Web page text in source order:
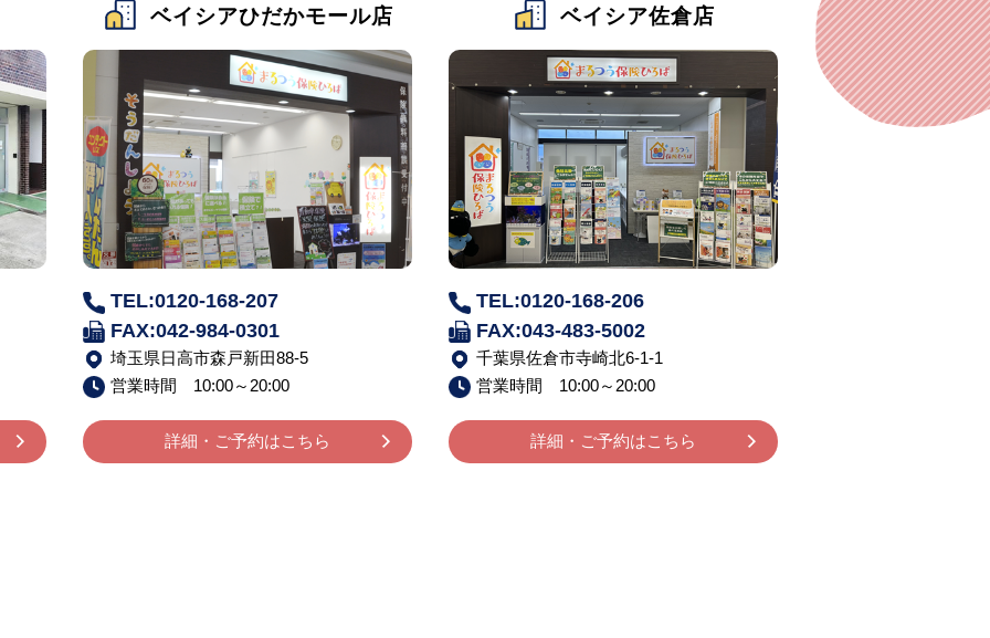
ベイシアひだかモール店
TEL:0120-168-207
FAX:042-984-0301
埼玉県日高市森戸新田88-5
営業時間 10:00～20:00
詳細・ご予約はこちら
ベイシア佐倉店
TEL:0120-168-206
FAX:043-483-5002
千葉県佐倉市寺崎北6-1-1
営業時間 10:00～20:00
詳細・ご予約はこちら